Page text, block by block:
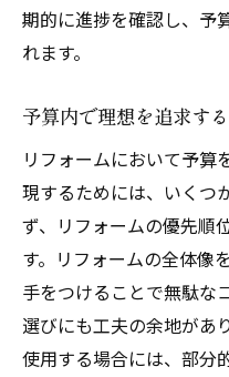
期的に進捗を確認し、予
れます。
予算内で理想を追求す
リフォームにおいて予算
現するためには、いくつ
ず、リフォームの優先順
す。リフォームの全体像
手をつけることで無駄な
選びにも工夫の余地があ
使用する場合には、部分